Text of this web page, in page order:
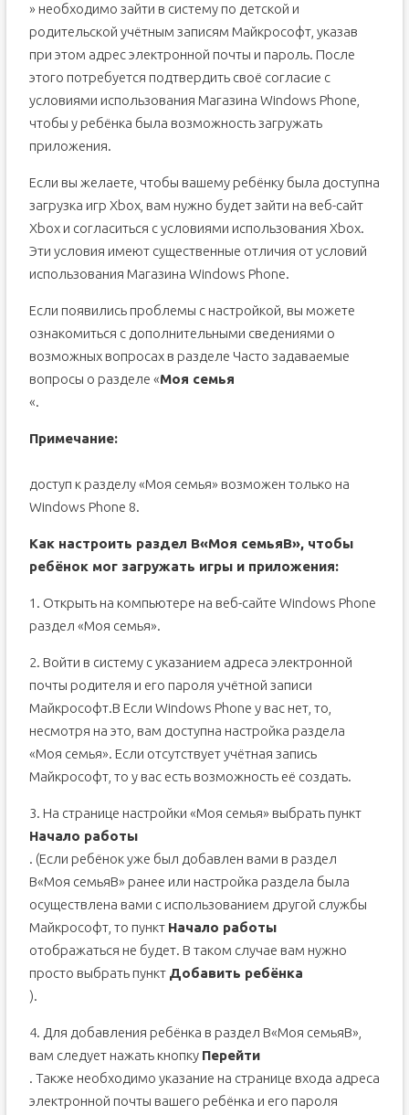
» необходимо зайти в систему по детской и
родительской учётным записям Майкрософт, указав
при этом адрес электронной почты и пароль. После
этого потребуется подтвердить своё согласие с
условиями использования Магазина Windows Phone,
чтобы у ребёнка была возможность загружать
приложения.
Если вы желаете, чтобы вашему ребёнку была доступна
загрузка игр Xbox, вам нужно будет зайти на веб-сайт
Xbox и согласиться с условиями использования Xbox.
Эти условия имеют существенные отличия от условий
использования Магазина Windows Phone.
Если появились проблемы с настройкой, вы можете
ознакомиться с дополнительными сведениями о
возможных вопросах в разделе Часто задаваемые
вопросы о разделе «Моя семья
«.
Примечание:
доступ к разделу «Моя семья» возможен только на
Windows Phone 8.
Как настроить раздел В«Моя семьяВ», чтобы
ребёнок мог загружать игры и приложения:
1. Открыть на компьютере на веб-сайте Windows Phone
раздел «Моя семья».
2. Войти в систему с указанием адреса электронной
почты родителя и его пароля учётной записи
Майкрософт.В Если Windows Phone у вас нет, то,
несмотря на это, вам доступна настройка раздела
«Моя семья». Если отсутствует учётная запись
Майкрософт, то у вас есть возможность её создать.
3. На странице настройки «Моя семья» выбрать пункт
Начало работы
. (Если ребёнок уже был добавлен вами в раздел
В«Моя семьяВ» ранее или настройка раздела была
осуществлена вами с использованием другой службы
Майкрософт, то пункт Начало работы
отображаться не будет. В таком случае вам нужно
просто выбрать пункт Добавить ребёнка
).
4. Для добавления ребёнка в раздел В«Моя семьяВ»,
вам следует нажать кнопку Перейти
. Также необходимо указание на странице входа адреса
электронной почты вашего ребёнка и его пароля